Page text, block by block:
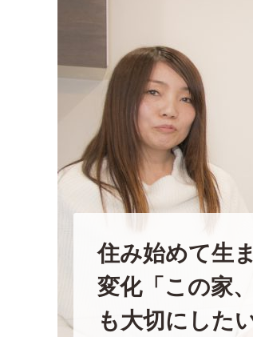
住み始めて生
変化「この家
も大切にしたい